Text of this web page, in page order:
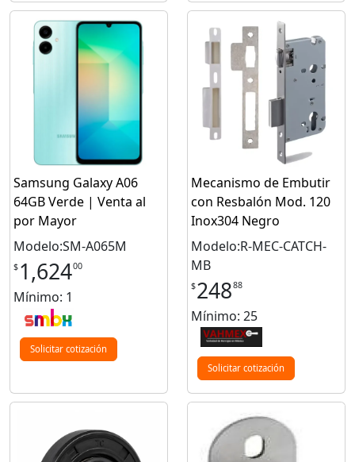
Samsung Galaxy A06
64GB Verde | Venta al
por Mayor
Modelo:SM-A065M
$ 1,62400
Mínimo: 1
Solicitar cotización
Mecanismo de Embutir
con Resbalón Mod. 120
Inox304 Negro
Modelo:R-MEC-CATCH-
MB
$24888
Mínimo: 25
Solicitar cotización